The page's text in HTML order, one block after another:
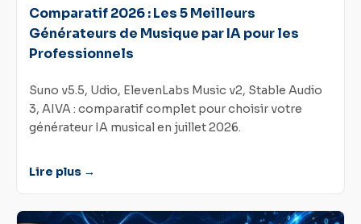
Comparatif 2026 : Les 5 Meilleurs
Générateurs de Musique par IA pour les
Professionnels
Suno v5.5, Udio, ElevenLabs Music v2, Stable Audio
3, AIVA : comparatif complet pour choisir votre
générateur IA musical en juillet 2026.
Lire plus →